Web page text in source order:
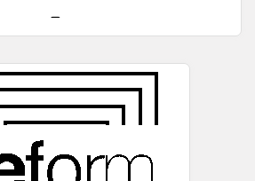
биде донесено дома
-+1
во Европа! Стапката на смртност е